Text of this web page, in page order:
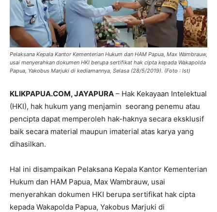
Pelaksana Kepala Kantor Kementerian Hukum dan HAM Papua, Max Wambrauw,
usai menyerahkan dokumen HKI berupa sertifikat hak cipta kepada Wakapolda
Papua, Yakobus Marjuki di kediamannya, Selasa (28/5/2019). (Foto : Ist)
KLIKPAPUA.COM,JAYAPURA – Hak Kekayaan Intelektual
(HKI), hak hukum yang menjamin seorang penemu atau
pencipta dapat memperoleh hak-haknya secara eksklusif
baik secara material maupun imaterial atas karya yang
dihasilkan.
Hal ini disampaikan Pelaksana Kepala Kantor Kementerian
Hukum dan HAM Papua, Max Wambrauw, usai
menyerahkan dokumen HKI berupa sertifikat hak cipta
kepada Wakapolda Papua, Yakobus Marjuki di